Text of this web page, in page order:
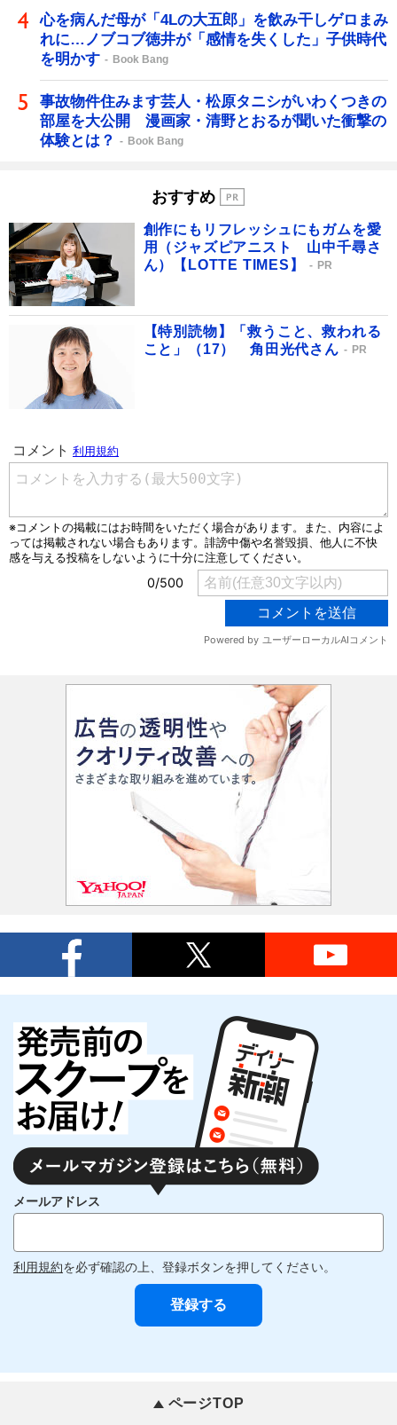
心を病んだ母が「4Lの大五郎」を飲み干しゲロまみ
れに…ノブコブ徳井が「感情を失くした」子供時代
を明かす
Book Bang
事故物件住みます芸人・松原タニシがいわくつきの
部屋を大公開 漫画家・清野とおるが聞いた衝撃の
体験とは？
Book Bang
おすすめ
創作にもリフレッシュにもガムを愛
用（ジャズピアニスト 山中千尋さ
ん）【LOTTE TIMES】
PR
【特別読物】「救うこと、救われる
こと」（17） 角田光代さん
PR
メールアドレス
利用規約を必ず確認の上、登録ボタンを押してください。
ページTOP